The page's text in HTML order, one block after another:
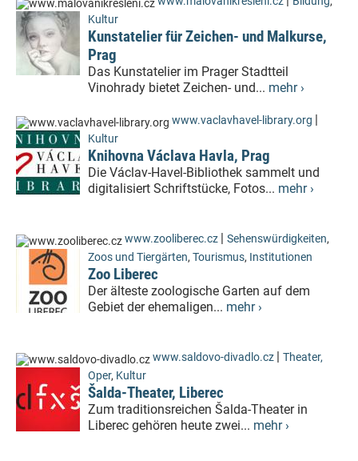
Kultur
Kunstatelier für Zeichen- und Malkurse,
Prag
Das Kunstatelier im Prager Stadtteil
Vinohrady bietet Zeichen- und... mehr ›
www.vaclavhavel-library.org |
Kultur
Knihovna Václava Havla, Prag
Die Václav-Havel-Bibliothek sammelt und
digitalisiert Schriftstücke, Fotos... mehr ›
www.zooliberec.cz | Sehenswürdigkeiten,
Zoos und Tiergärten, Tourismus, Institutionen
Zoo Liberec
Der älteste zoologische Garten auf dem
Gebiet der ehemaligen... mehr ›
www.saldovo-divadlo.cz | Theater,
Oper, Kultur
Šalda-Theater, Liberec
Zum traditionsreichen Šalda-Theater in
Liberec gehören heute zwei... mehr ›